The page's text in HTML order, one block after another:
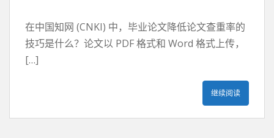
在中国知网 (CNKI) 中，毕业论文降低论文查重率的
技巧是什么？论文以 PDF 格式和 Word 格式上传，
[…]
继续阅读